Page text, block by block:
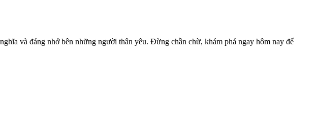
và đáng nhớ bên những người thân yêu. Đừng chần chừ, khám phá ngay hôm nay để